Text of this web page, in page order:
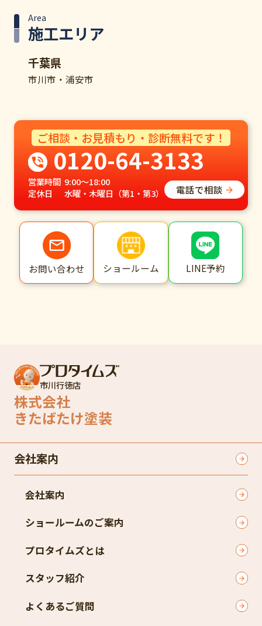
施工エリア
Area
千葉県
市川市・浦安市
ご相談・お見積もり・診断無料です！
0120-64-3133
営業時間 9:00～18:00
定休日
水曜・木曜日（第1・第3） 電話で相談
お問い合わせ ショールーム LINE予約
市川行徳店
株式会社
きたばたけ塗装
会社案内
会社案内
ショールームのご案内
プロタイムズとは
スタッフ紹介
よくあるご質問